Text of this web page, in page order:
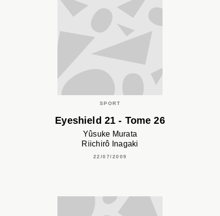
SPORT
Eyeshield 21 - Tome 26
Yûsuke Murata
Riichirô Inagaki
22/07/2009